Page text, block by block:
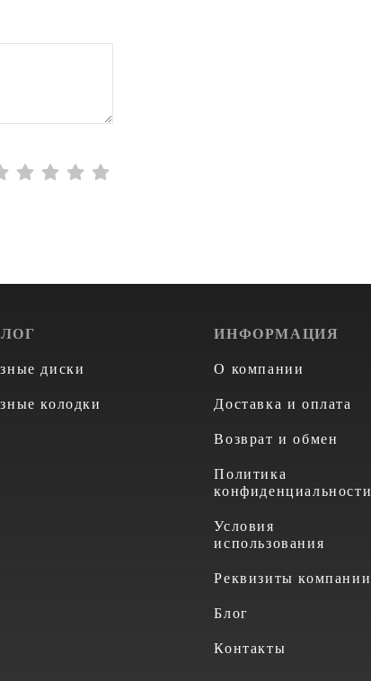
диски
колодки
ИНФОРМАЦИЯ
О компании
Доставка и оплата
Возврат и обмен
Политика
конфиденциальности
Условия
использования
Реквизиты компании
Блог
Контакты